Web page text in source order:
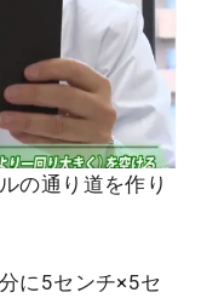
の通り道を作り
に5センチ×5セ